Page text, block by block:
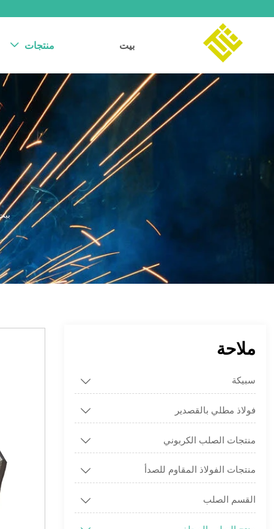
بيت منتجات 
ملاحة
سبيكة 
فولاذ مطلي بالقصدير 
منتجات الصلب الكربوني 
منتجات الفولاذ المقاوم للصدأ 
القسم الصلب 